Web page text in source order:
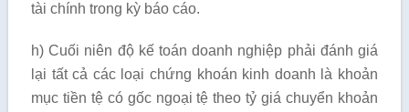
tài chính trong kỳ báo cáo.
h) Cuối niên độ kế toán doanh nghiệp phải đánh giá
lại tất cả các loại chứng khoán kinh doanh là khoản
mục tiền tệ có gốc ngoại tệ theo tỷ giá chuyển khoản